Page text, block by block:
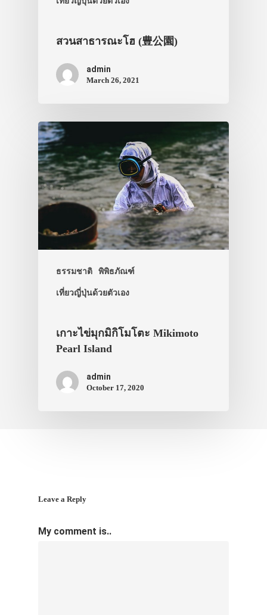
สวนสาธารณะโฮ (豊公園)
admin
March 26, 2021
ธรรมชาติ พิพิธภัณฑ์
เที่ยวญี่ปุ่นด้วยตัวเอง
เกาะไข่มุกมิกิโมโตะ Mikimoto
Pearl Island
admin
October 17, 2020
Leave a Reply
My comment is..
เที่ยวญี่ปุ่นด้ว
เอง
รถบัส
เดินทาง
ทัวร์
ที่พัก